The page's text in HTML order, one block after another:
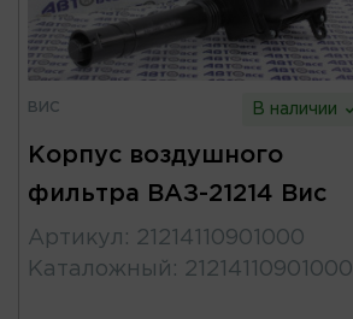
ВИС В наличии
Корпус воздушного
фильтра ВАЗ-21214 Вис
Артикул : 21214110901000
Каталожный : 21214110901000